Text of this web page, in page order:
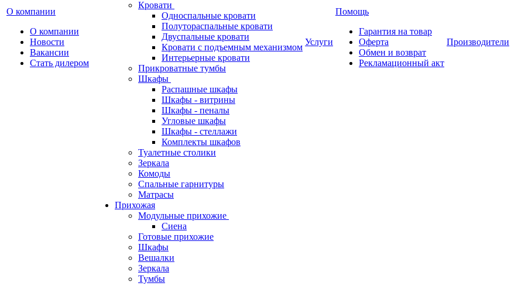
О компании
О компании
Новости
Вакансии
Стать дилером
Кровати
Односпальные кровати
Полутораспальные кровати
Двуспальные кровати
Кровати с подъемным механизмом
Интерьерные кровати
Прикроватные тумбы
Шкафы
Распашные шкафы
Шкафы - витрины
Шкафы - пеналы
Угловые шкафы
Шкафы - стеллажи
Комплекты шкафов
Туалетные столики
Зеркала
Комоды
Спальные гарнитуры
Матрасы
Прихожая
Модульные прихожие
Сиена
Готовые прихожие
Шкафы
Вешалки
Зеркала
Тумбы
Услуги
Помощь
Гарантия на товар
Оферта
Обмен и возврат
Рекламационный акт
Производители